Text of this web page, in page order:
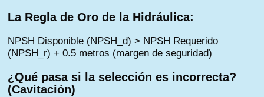
La Regla de Oro de la Hidráulica:
NPSH Disponible (NPSH_d) > NPSH Requerido
(NPSH_r) + 0.5 metros (margen de seguridad)
¿Qué pasa si la selección es incorrecta?
(Cavitación)